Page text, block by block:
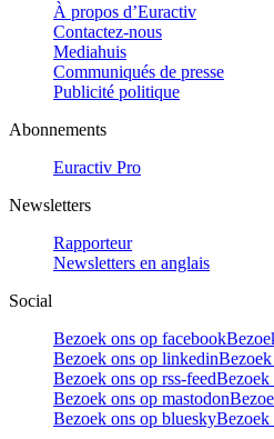
À propos d’Euractiv
Contactez-nous
Mediahuis
Communiqués de presse
Publicité politique
Abonnements
Euractiv Pro
Newsletters
Rapporteur
Newsletters en anglais
Social
Bezoek ons op facebook
Bezoek ons op linkedin
Bezoek ons op rss-feedBezoek
Bezoek ons op mastodon
Bezoek ons op blueskyBezoek